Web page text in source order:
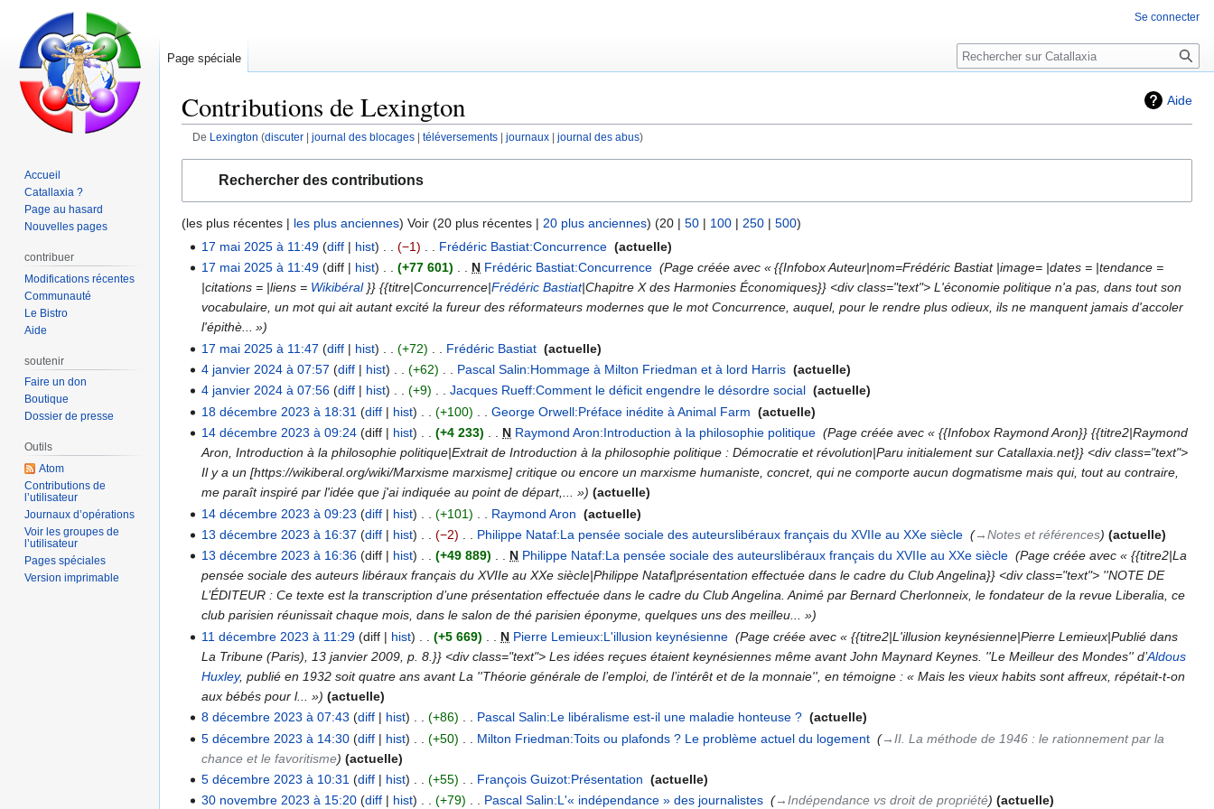
Aide
Contributions de Lexington
De Lexington discuter journal des blocages téléversements journaux journal des abus
navigation
recherche
Rechercher des contributions
(les plus récentes | les plus anciennes) Voir (20 plus récentes | 20 plus anciennes) (20 | 50 | 100 | 250 | 500)
17
mai
2025
17 mai 2025 à 11:49 diff hist −1 Frédéric Bastiat:Concurrence
A
u
c
u
n
r
é
s
m
o
d
i
f
i
c
a
t
i
o
n
s
actuelle
17 mai 2025 à 11:49 diff hist +77 601 N Frédéric Bastiat:Concurrence ‎ Page créée avec « {{Infobox Auteur|nom=Frédéric Bastiat |image= |dates = |tendance =
|citations = |liens = Wikibéral}} {{titre|Concurrence|Frédéric Bastiat|Chapitre X des Harmonies Économiques}} <div class="text"> L'économie politique n'a pas, dans tout son
vocabulaire, un mot qui ait autant excité la fureur des réformateurs modernes que le mot Concurrence, auquel, pour le rendre plus odieux, ils ne manquent jamais d'accoler
l'épithè... »
17 mai 2025 à 11:47
diff hist +72 Frédéric Bastiat
A
u
c
u
n
r
s
d
m
o
d
i
f
i
c
a
t
actuelle
janvier
2024
4 janvier 2024 à 07:57 diff hist +62 Pascal Salin:Hommage à Milton Friedman et à lord Harris
A
u
c
u
n
r
é
s
é
i
f
i
c
a
actuelle
4 janvier 2024 à 07:56 diff hist +9 Jacques Rueff:Comment le déficit engendre le désordre social
A
u
c
u
n
r
é
s
m
i
f
i
actuelle
18
décembre
2023
18 décembre 2023 à 18:31 diff hist +100 George Orwell:Préface inédite à Animal Farm
A
u
c
u
n
r
é
u
m
é
d
e
f
actuelle
14
décembre
2023
14 décembre 2023 à 09:24 diff hist +4 233 N Raymond Aron:Introduction à la philosophie politique ‎ Page créée avec « {{Infobox Raymond Aron}} {{titre2|Raymond
Aron, Introduction à la philosophie politique|Extrait de Introduction à la philosophie politique : Démocratie et révolution|Paru initialement sur Catallaxia.net}} <div class="text">
Il y a un [https://wikiberal.org/wiki/Marxisme marxisme] critique ou encore un marxisme humaniste, concret, qui ne comporte aucun dogmatisme mais qui, tout au contraire,
me paraît inspiré par l'idée que j'ai indiquée au point de départ,... »
actuelle
14 décembre 2023 à 09:23
diff hist +101 Raymond Aron
A
u
c
u
n
r
é
s
u
m
é
actuelle
13
décembre
2023
13 décembre 2023 à 16:37 diff hist −2 Philippe Nataf:La pensée sociale des auteurslibéraux français du XVIIe au XXe siècle ‎ →‎Notes et références
actuelle
13 décembre 2023 à 16:36 diff hist +49 889 N Philippe Nataf:La pensée sociale des auteurslibéraux français du XVIIe au XXe siècle ‎ Page créée avec « {{titre2|La
pensée sociale des auteurs libéraux français du XVIIe au XXe siècle|Philippe Nataf|présentation effectuée dans le cadre du Club Angelina}} <div class="text"> ''NOTE DE
L’ÉDITEUR : Ce texte est la transcription d’une présentation effectuée dans le cadre du Club Angelina. Animé par Bernard Cherlonneix, le fondateur de la revue Liberalia, ce
club parisien réunissait chaque mois, dans le salon de thé parisien éponyme, quelques uns des meilleu... »
11
décembre
2023
11 décembre 2023 à 11:29 diff hist +5 669 N Pierre Lemieux:L'illusion keynésienne ‎ Page créée avec « {{titre2|L'illusion keynésienne|Pierre Lemieux|Publié dans
La Tribune (Paris), 13 janvier 2009, p. 8.}} <div class="text"> Les idées reçues étaient keynésiennes même avant John Maynard Keynes. ''Le Meilleur des Mondes'' d’Aldous
Huxley, publié en 1932 soit quatre ans avant La ''Théorie générale de l’emploi, de l’intérêt et de la monnaie'', en témoigne : « Mais les vieux habits sont affreux, répétait-t-on
aux bébés pour l... »
actuelle
décembre
2023
8 décembre 2023 à 07:43 diff hist +86 Pascal Salin:Le libéralisme est-il une maladie honteuse ?
A
u
c
u
actuelle
décembre
2023
5 décembre 2023 à 14:30 diff hist +50 Milton Friedman:Toits ou plafonds ? Le problème actuel du logement ‎ →‎II. La méthode de 1946 : le rationnement par la
chance et le favoritisme
actuelle
5 décembre 2023 à 10:31
diff hist +55 François Guizot:Présentation
A
actuelle
30 30 novembre 2023 à 15:20 diff hist +79 Pascal Salin:L'« indépendance » des journalistes ‎ →‎Indépendance vs droit de propriété actuelle
Se connecter
Page spéciale Rechercher
Accueil
Catallaxia ?
Page au hasard
Nouvelles pages
contribuer
Modifications récentes
Communauté
Le Bistro
Aide
soutenir
Faire un don
Boutique
Dossier de presse
Outils
Atom
Contributions de
l’utilisateur
Journaux d’opérations
Voir les groupes de
l’utilisateur
Pages spéciales
Version imprimable